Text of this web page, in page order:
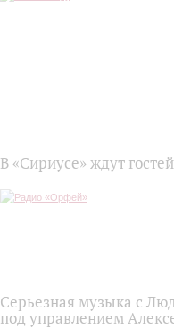
В «Сириусе» ждут
Серьезная музыка с
под управлением